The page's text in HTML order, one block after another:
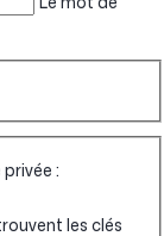
Le mot de
privée :
les clés